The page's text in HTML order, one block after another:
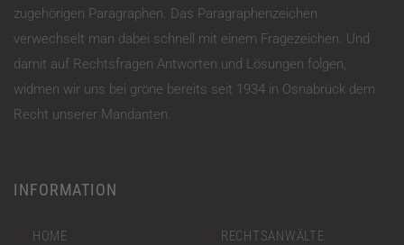
zugehörigen Paragraphen. Das Paragraphenzeichen
verwechselt man dabei schnell mit einem Fragezeichen. Und
damit auf Rechtsfragen Antworten und Lösungen folgen,
widmen wir uns bei gröne bereits seit 1934 in Osnabrück dem
Recht unserer Mandanten.
INFORMATION
HOME RECHTSANWÄLTE